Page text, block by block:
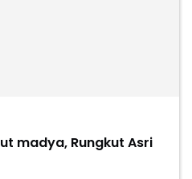
madya, Rungkut Asri